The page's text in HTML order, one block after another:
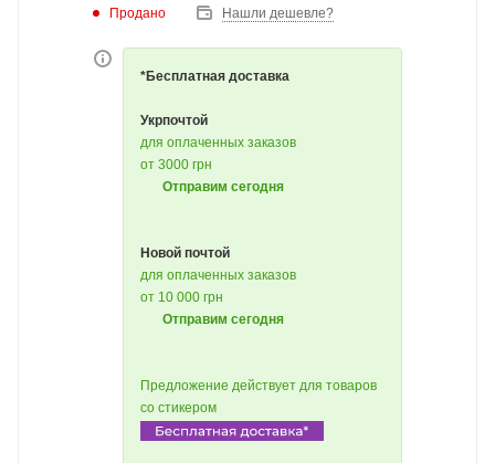
Продано Нашли дешевле?
*Бесплатная доставка
Укрпочтой
для оплаченных заказов
от 3000 грн
Отправим сегодня
Новой почтой
для оплаченных заказов
от 10 000 грн
Отправим сегодня
Предложение действует для товаров
со стикером